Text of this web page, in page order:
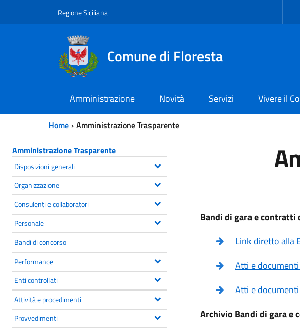
Regione Siciliana
Comune di Floresta
Amministrazione Novità Servizi Vivere il
Home Amministrazione Trasparente
Amministrazione Trasparente
Disposizioni generali
Organizzazione
Consulenti e collaboratori
Personale
Bandi di concorso
Performance
Enti controllati
Attività e procedimenti
Provvedimenti
Bandi di gara e contratti
Link diretto alla
Atti e
Atti e
Archivio Bandi di gara e